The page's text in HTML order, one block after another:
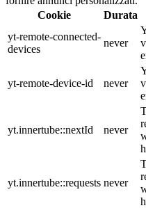
Cookie
Durata
yt-remote-connected-
devices
never
yt-remote-device-id never
yt.innertube::nextId never
yt.innertube::requests never